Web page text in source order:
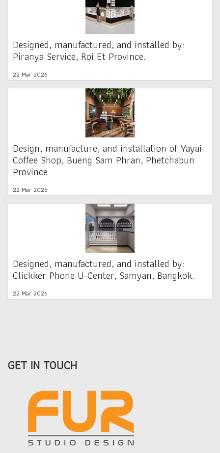
Designed, manufactured, and installed by:
Piranya Service, Roi Et Province.
22 Mar 2026
Design, manufacture, and installation of Yayai
Coffee Shop, Bueng Sam Phran, Phetchabun
Province.
22 Mar 2026
Designed, manufactured, and installed by:
Clickker Phone U-Center, Samyan, Bangkok.
22 Mar 2026
GET IN TOUCH